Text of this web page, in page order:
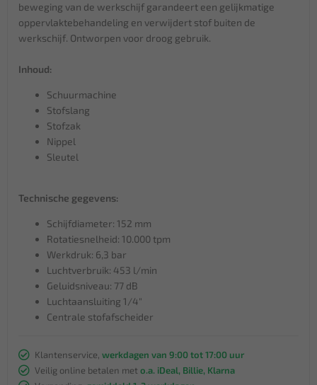
beweging van de werkschijf garandeert een gelijkmatige
oppervlaktebehandeling en verwijdert stof buiten de
werkschijf. Ontworpen voor droog gebruik.
Inhoud:
Schuurmachine
Stofslang
Stofzak
Nippel
Sleutel
Technische gegevens:
Schijfdiameter: 152 mm
Rotatiesnelheid: 10.000 tpm
Werkdruk: 6,3 bar
Luchtverbruik: 453 l/min
Geluidsniveau: 77 dB
Luchtaansluiting 1/4"
Centrale stofafscheider
Klantenservice, werkdagen van 9:00 tot 17:00 uur
Veilig online betalen met o.a. iDeal, Billie, Klarna